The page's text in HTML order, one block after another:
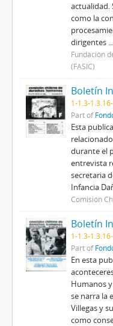
actualidad.
como la
dirigentes ...
Fundación
(FASIC)
1-1.3-
Part of
Esta
durante el
entrevista
secretaria
Infancia
Comisión
1-1.3-
Part of
En esta
Humanos
se narra la
Villegas y
como